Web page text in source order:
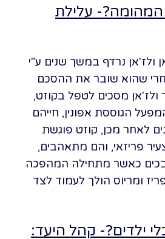
עלילת
ולז'אן נרדף במשך שנים ע"י
שהוא שובר את ההסכם
מסכים לטפל בקוזט,
הגוססת אפונין, חייהם
לאחר מכן, קוזט פוגשת
פריזאי, והם מתאהבים,
כאשר מתחילה המהפכה
ומריוס הולך לעמוד לצד
ילדים?- קהל היעד: